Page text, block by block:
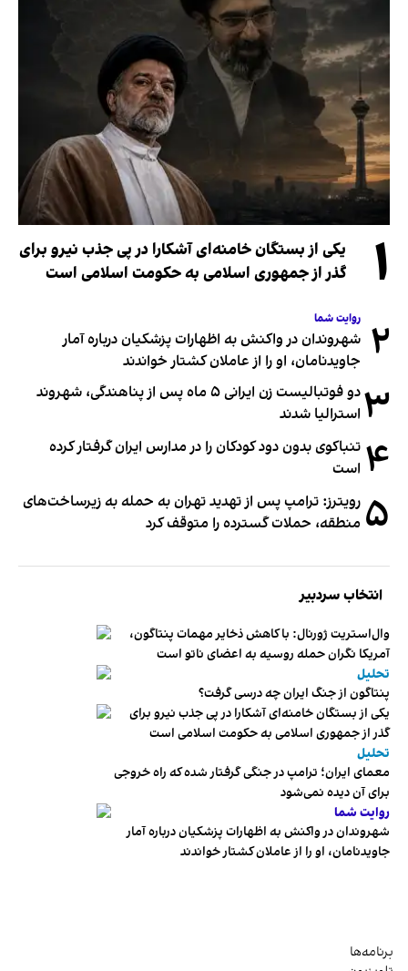
۱
یکی از بستگان خامنه‌ای آشکارا در پی جذب نیرو برای
گذر از جمهوری اسلامی به حکومت اسلامی است
۲ روایت شما
شهروندان در واکنش به اظهارات پزشکیان درباره آمار
جاویدنامان، او را از عاملان کشتار خواندند
۳
دو فوتبالیست زن ایرانی ۵ ماه پس از پناهندگی، شهروند
استرالیا شدند
۴ تنباکوی بدون دود کودکان را در مدارس ایران گرفتار کرده
است
۵ رویترز: ترامپ پس از تهدید تهران به حمله به زیرساخت‌های
منطقه، حملات گسترده را متوقف کرد
انتخاب سردبیر
وال‌استریت ژورنال: با کاهش ذخایر مهمات پنتاگون،
آمریکا نگران حمله روسیه به اعضای ناتو‌ است
تحلیل
پنتاگون از جنگ ایران چه درسی گرفت؟
یکی از بستگان خامنه‌ای آشکارا در پی جذب نیرو برای
گذر از جمهوری اسلامی به حکومت اسلامی است
تحلیل
معمای ایران؛ ترامپ در جنگی گرفتار شده که راه خروجی
برای آن دیده نمی‌شود
روایت شما
شهروندان در واکنش به اظهارات پزشکیان درباره آمار
جاویدنامان، او را از عاملان کشتار خواندند
برنامه‌ها